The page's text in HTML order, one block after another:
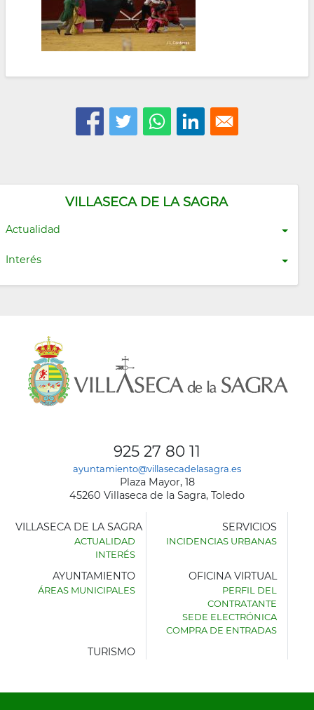
VILLASECA DE LA SAGRA
Actualidad
Interés
925 27 80 11
ayuntamiento@villasecadelasagra.es
Plaza Mayor, 18
45260 Villaseca de la Sagra, Toledo
AYUNTAMIENTO
VILLASECA DE LA SAGRA
ACTUALIDAD
INTERÉS
SERVICIOS
INCIDENCIAS URBANAS
AYUNTAMIENTO
ÁREAS MUNICIPALES
OFICINA VIRTUAL
PERFIL DEL
CONTRATANTE
SEDE ELECTRÓNICA
COMPRA DE ENTRADAS
TURISMO